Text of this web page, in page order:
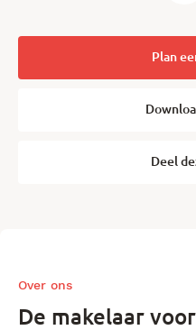
Plan
Deel
Over ons
De makelaar